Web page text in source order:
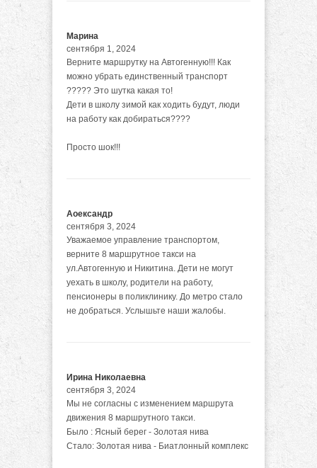
Марина
сентября 1, 2024
Верните маршрутку на Автогенную!!! Как
можно убрать единственный транспорт
????? Это шутка какая то!
Дети в школу зимой как ходить будут, люди
на работу как добираться????
Просто шок!!!
Аоександр
сентября 3, 2024
Уважаемое управление транспортом,
верните 8 маршрутное такси на
ул.Автогенную и Никитина. Дети не могут
уехать в школу, родители на работу,
пенсионеры в поликлинику. До метро стало
не добраться. Услышьте наши жалобы.
Ирина Николаевна
сентября 3, 2024
Мы не согласны с изменением маршрута
движения 8 маршрутного такси.
Было : Ясный берег - Золотая нива
Стало: Золотая нива - Биатлонный комплекс